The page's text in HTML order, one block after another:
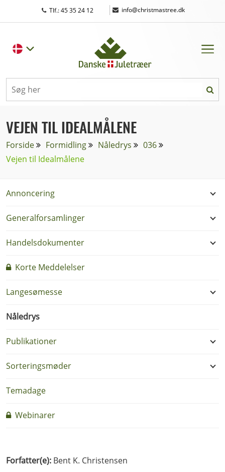
Tlf.: 45 35 24 12 | info@christmastree.dk
VEJEN TIL IDEALMÅLENE
Forside Formidling Nåledrys
036
Vejen til Idealmålene
Annoncering
Generalforsamlinger
Handelsdokumenter
Korte Meddelelser
Langesømesse
Nåledrys
Publikationer
Sorteringsmøder
Temadage
Webinarer
Forfatter(e): Bent K. Christensen